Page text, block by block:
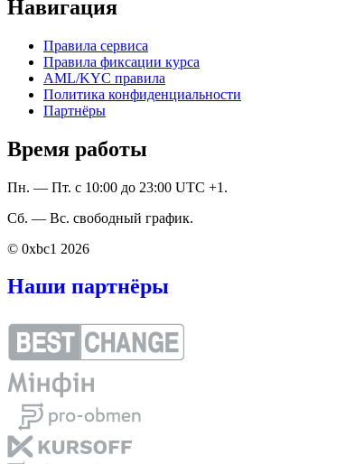
Навигация
Правила сервиса
Правила фиксации курса
AML/KYC правила
Политика конфиденциальности
Партнёры
Время работы
Пн. — Пт. с 10:00 до 23:00 UTC +1.
Сб. — Вс. свободный график.
© 0xbc1 2026
Наши партнёры